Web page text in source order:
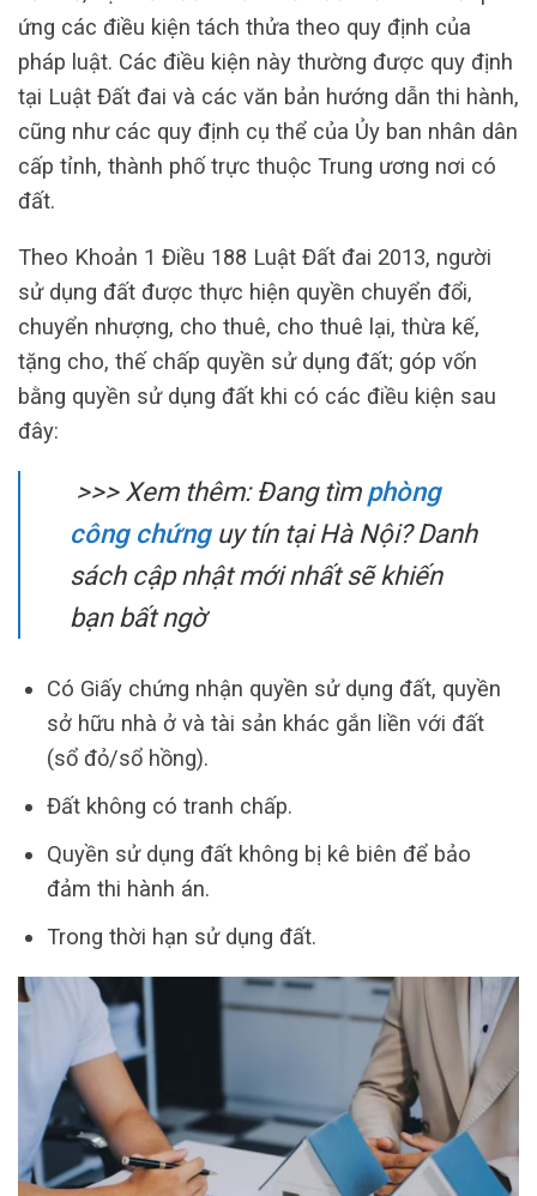
ứng các điều kiện tách thửa theo quy định của
pháp luật. Các điều kiện này thường được quy định
tại Luật Đất đai và các văn bản hướng dẫn thi hành,
cũng như các quy định cụ thể của Ủy ban nhân dân
cấp tỉnh, thành phố trực thuộc Trung ương nơi có
đất.
Theo Khoản 1 Điều 188 Luật Đất đai 2013, người
sử dụng đất được thực hiện quyền chuyển đổi,
chuyển nhượng, cho thuê, cho thuê lại, thừa kế,
tặng cho, thế chấp quyền sử dụng đất; góp vốn
bằng quyền sử dụng đất khi có các điều kiện sau
đây:
>>> Xem thêm: Đang tìm phòng
công chứnguy tín tại Hà Nội? Danh
sách cập nhật mới nhất sẽ khiến
bạn bất ngờ
Có Giấy chứng nhận quyền sử dụng đất, quyền
sở hữu nhà ở và tài sản khác gắn liền với đất
(sổ đỏ/sổ hồng).
Đất không có tranh chấp.
Quyền sử dụng đất không bị kê biên để bảo
đảm thi hành án.
Trong thời hạn sử dụng đất.